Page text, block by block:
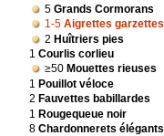
5 Grands Cormorans
1-5 Aigrettes garzettes
2 Huîtriers pies
1 Courlis corlieu
≥50 Mouettes rieuses
1 Pouillot véloce
2 Fauvettes babillardes
1 Rougequeue noir
8 Chardonnerets élégants